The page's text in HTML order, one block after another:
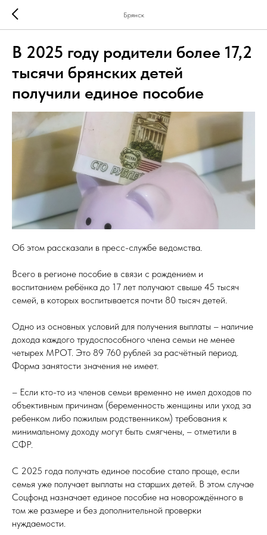
Брянск
В 2025 году родители более 17,2
тысячи брянских детей
получили единое пособие
Об этом рассказали в пресс-службе ведомства.
Всего в регионе пособие в связи с рождением и
воспитанием ребёнка до 17 лет получают свыше 45 тысяч
семей, в которых воспитывается почти 80 тысяч детей.
Одно из основных условий для получения выплаты – наличие
дохода каждого трудоспособного члена семьи не менее
четырех МРОТ. Это 89 760 рублей за расчётный период.
Форма занятости значения не имеет.
– Если кто-то из членов семьи временно не имел доходов по
объективным причинам (беременность женщины или уход за
ребенком либо пожилым родственником) требования к
минимальному доходу могут быть смягчены, – отметили в
СФР.
С 2025 года получать единое пособие стало проще, если
семья уже получает выплаты на старших детей. В этом случае
Соцфонд назначает единое пособие на новорождённого в
том же размере и без дополнительной проверки
нуждаемости.